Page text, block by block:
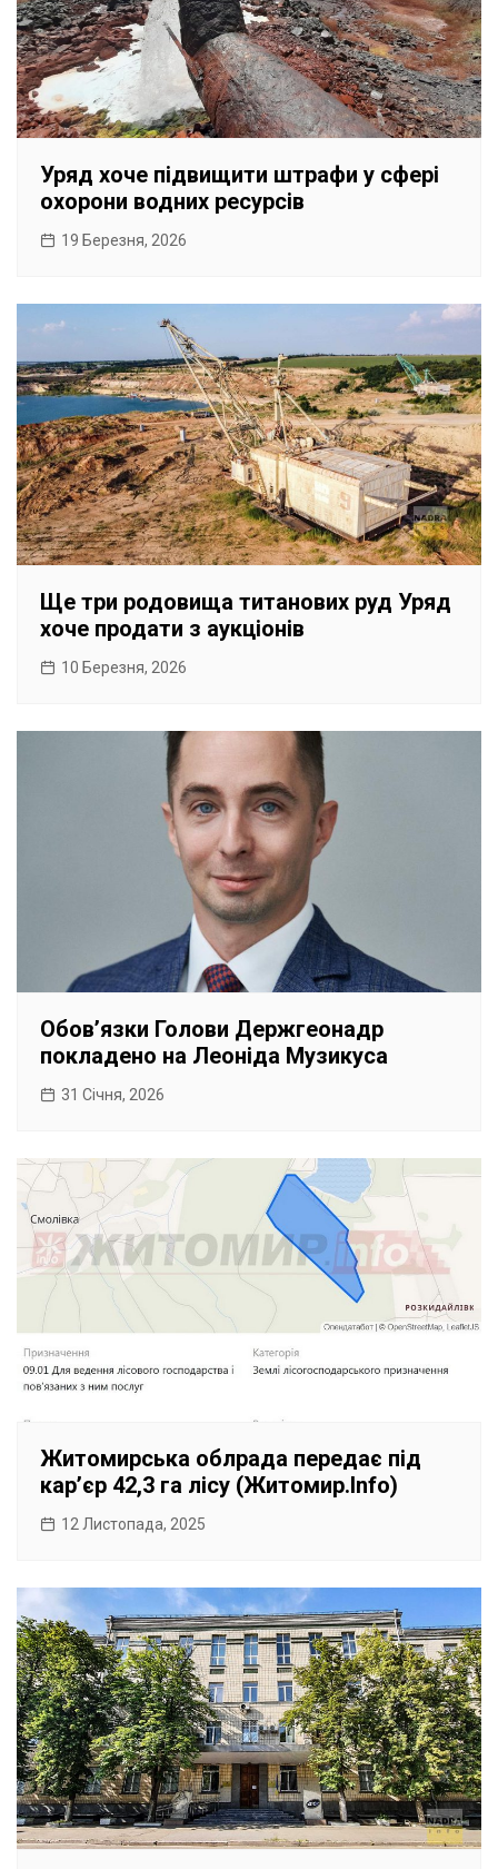
Уряд хоче підвищити штрафи у сфері
охорони водних ресурсів
19 Березня, 2026
Ще три родовища титанових руд Уряд
хоче продати з аукціонів
10 Березня, 2026
Обовʼязки Голови Держгеонадр
покладено на Леоніда Музикуса
31 Січня, 2026
Житомирська облрада передає під
кар’єр 42,3 га лісу (Житомир.Info)
12 Листопада, 2025